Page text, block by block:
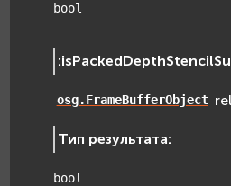
bool
:
osg.FrameBufferObject
Тип результата:
bool